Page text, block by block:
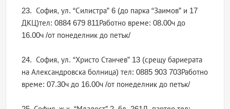
23. София, ул. “Силистра” 6 (до парка “Заимов” и 17
ДКЦ)тел: 0884 679 811Работно време: 08.00ч до
16.00ч /от понеделник до петък/
24. София, ул. “Христо Станчев” 13 (срещу бариерата
на Александровска болница) тел: 0885 903 703Работно
време: 07.30ч до 16.00ч /от понеделник до петък/